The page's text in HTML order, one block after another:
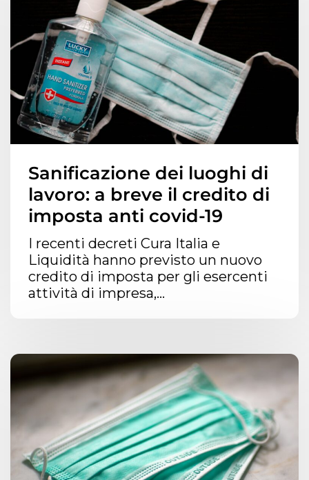
Sanificazione dei luoghi di
lavoro: a breve il credito di
imposta anti covid-19
I recenti decreti Cura Italia e
Liquidità hanno previsto un nuovo
credito di imposta per gli esercenti
attività di impresa,...